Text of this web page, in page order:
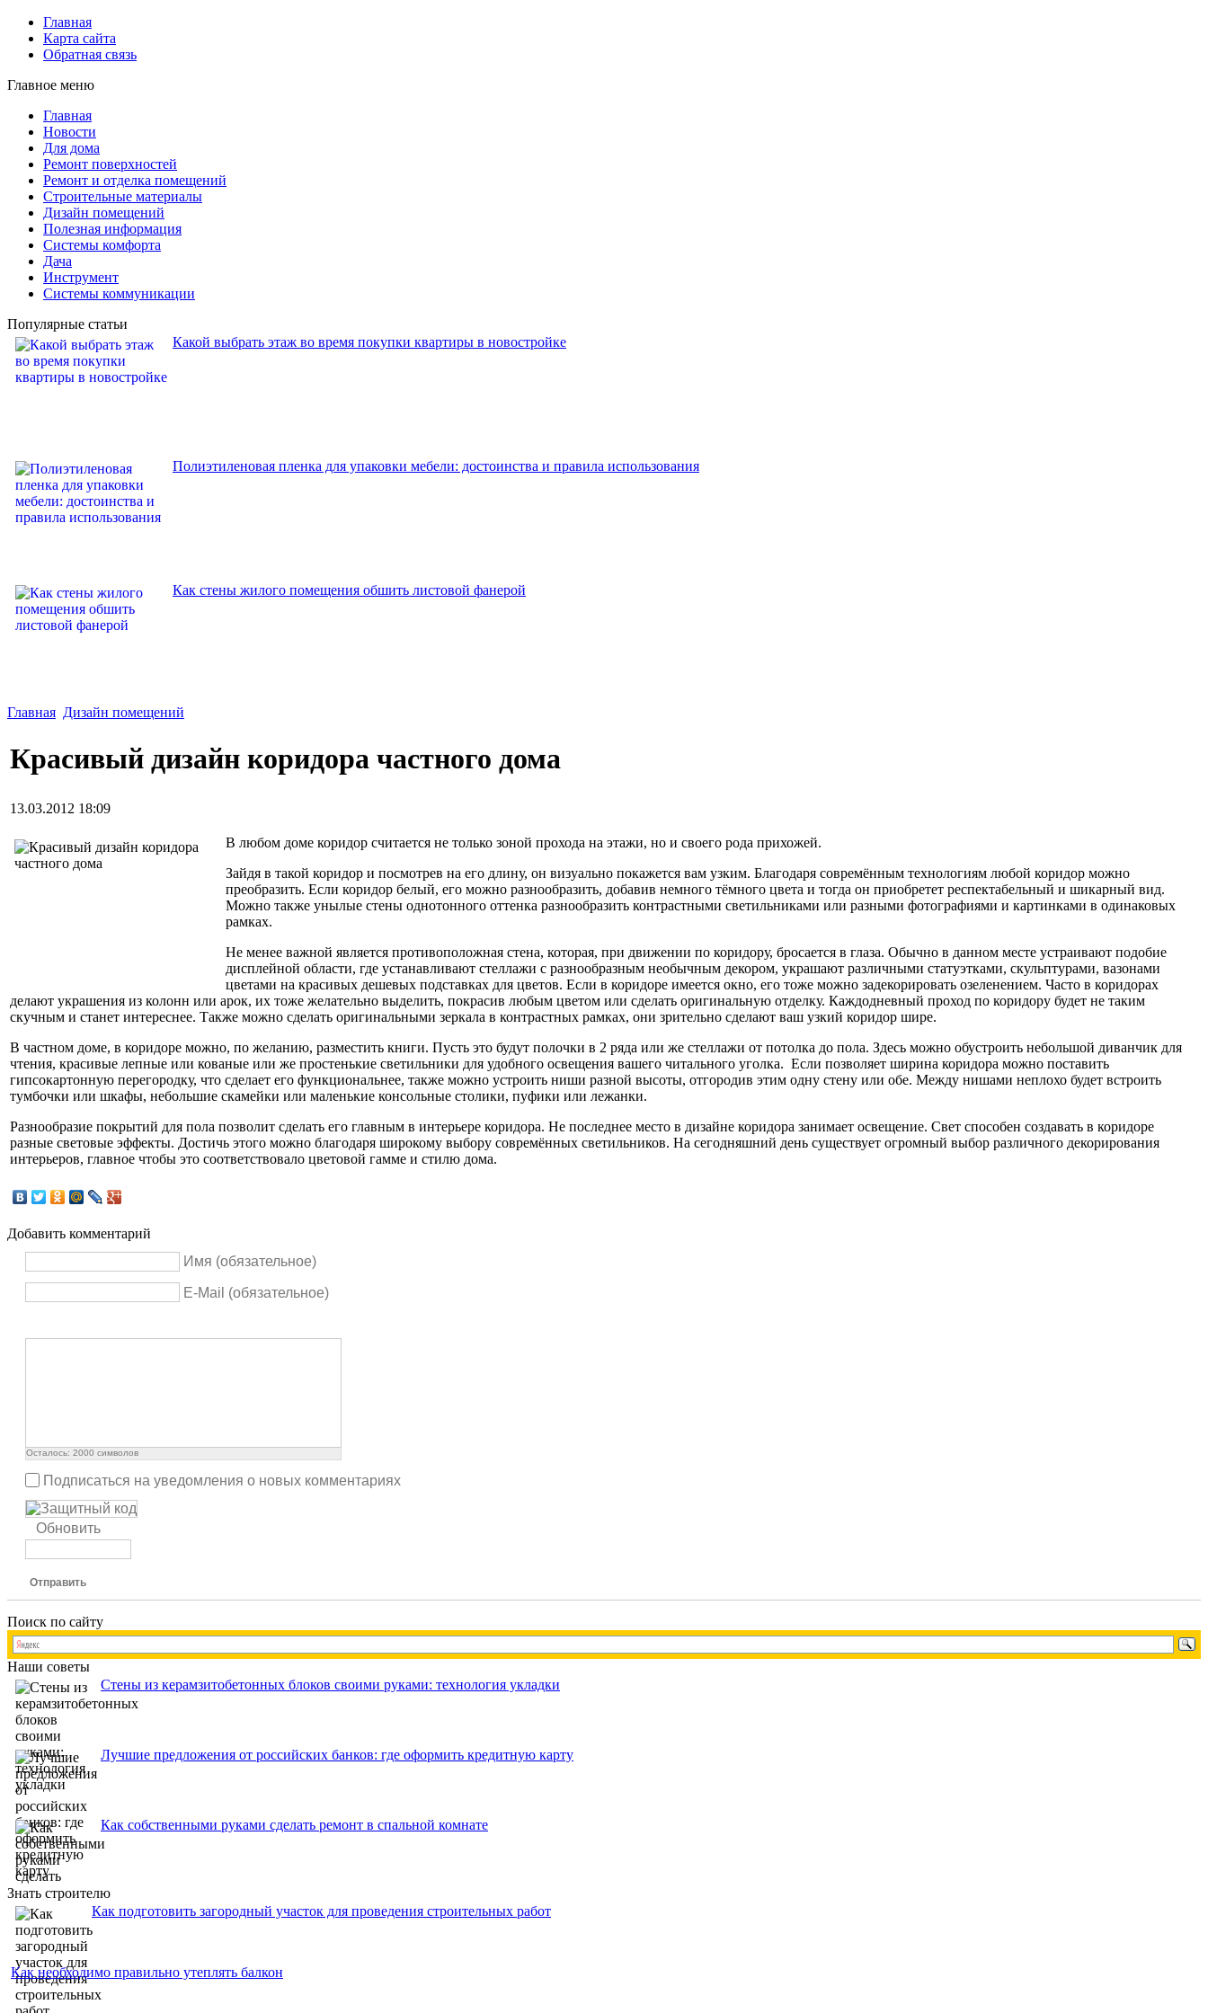
Главная
Карта сайта
Обратная связь
Главное меню
Главная
Новости
Для дома
Ремонт поверхностей
Ремонт и отделка помещений
Строительные материалы
Дизайн помещений
Полезная информация
Системы комфорта
Дача
Инструмент
Системы коммуникации
Популярные статьи
Какой выбрать этаж во время покупки квартиры в новостройке
Полиэтиленовая пленка для упаковки мебели: достоинства и правила использования
Как стены жилого помещения обшить листовой фанерой
Главная Дизайн помещений
Красивый дизайн коридора частного дома
13.03.2012 18:09
В любом доме коридор считается не только зоной прохода на этажи, но и своего рода прихожей.
Зайдя в такой коридор и посмотрев на его длину, он визуально покажется вам узким. Благодаря совремённым технологиям любой коридор можно
преобразить. Если коридор белый, его можно разнообразить, добавив немного тёмного цвета и тогда он приобретет респектабельный и шикарный вид.
Можно также унылые стены однотонного оттенка разнообразить контрастными светильниками или разными фотографиями и картинками в одинаковых
рамках.
Не менее важной является противоположная стена, которая, при движении по коридору, бросается в глаза. Обычно в данном месте устраивают подобие
дисплейной области, где устанавливают стеллажи с разнообразным необычным декором, украшают различными статуэтками, скульптурами, вазонами
цветами на красивых дешевых подставках для цветов. Если в коридоре имеется окно, его тоже можно задекорировать озеленением. Часто в коридорах
делают украшения из колонн или арок, их тоже желательно выделить, покрасив любым цветом или сделать оригинальную отделку. Каждодневный проход по коридору будет не таким
скучным и станет интереснее. Также можно сделать оригинальными зеркала в контрастных рамках, они зрительно сделают ваш узкий коридор шире.
В частном доме, в коридоре можно, по желанию, разместить книги. Пусть это будут полочки в 2 ряда или же стеллажи от потолка до пола. Здесь можно обустроить небольшой диванчик для
чтения, красивые лепные или кованые или же простенькие светильники для удобного освещения вашего читального уголка. Если позволяет ширина коридора можно поставить
гипсокартонную перегородку, что сделает его функциональнее, также можно устроить ниши разной высоты, отгородив этим одну стену или обе. Между нишами неплохо будет встроить
тумбочки или шкафы, небольшие скамейки или маленькие консольные столики, пуфики или лежанки.
Разнообразие покрытий для пола позволит сделать его главным в интерьере коридора. Не последнее место в дизайне коридора занимает освещение. Свет способен создавать в коридоре
разные световые эффекты. Достичь этого можно благодаря широкому выбору совремённых светильников. На сегодняшний день существует огромный выбор различного декорирования
интерьеров, главное чтобы это соответствовало цветовой гамме и стилю дома.
Добавить комментарий
Имя (обязательное)
E-Mail (обязательное)
Осталось: 2000 символов
Подписаться на уведомления о новых комментариях
Обновить
Отправить
Поиск по сайту
Наши советы
Стены из керамзитобетонных блоков своими руками: технология укладки
Лучшие предложения от российских банков: где оформить кредитную карту
Как собственными руками сделать ремонт в спальной комнате
Знать строителю
Как подготовить загородный участок для проведения строительных работ
Как необходимо правильно утеплять балкон